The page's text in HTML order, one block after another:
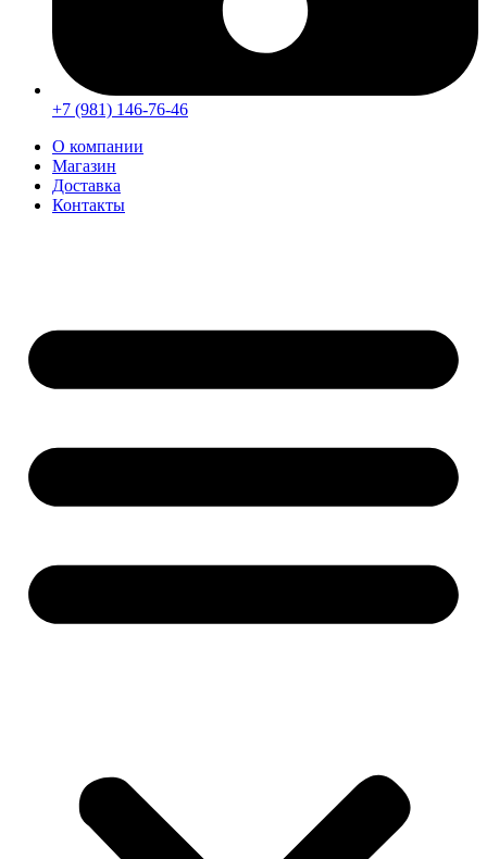
+7 (981) 146-76-46
О компании
Магазин
Доставка
Контакты